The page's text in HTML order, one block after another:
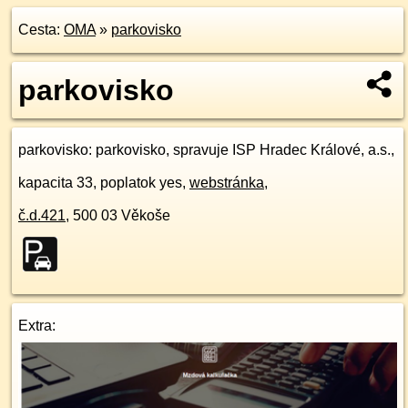
Cesta: OMA» parkovisko
parkovisko
parkovisko: parkovisko, spravuje ISP Hradec Králové, a.s.,
kapacita 33, poplatok yes, webstránka,
č.d.421, 500 03 Věkoše
Extra: